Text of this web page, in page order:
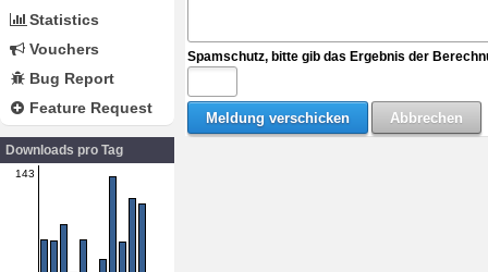
Statistics
Vouchers
Bug Report
Feature Request
Downloads pro Tag
143
Spamschutz, bitte gib das Ergebnis der